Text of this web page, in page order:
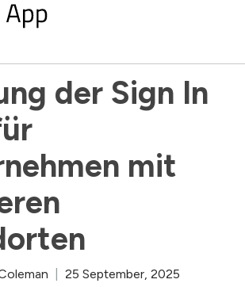
der Sign In
mit
25 September, 2025